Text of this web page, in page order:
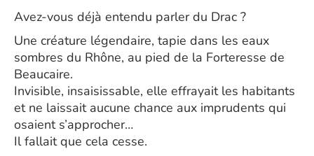
Avez-vous déjà entendu parler du Drac ?
Une créature légendaire, tapie dans les eaux
sombres du Rhône, au pied de la Forteresse de
Beaucaire.
Invisible, insaisissable, elle effrayait les habitants
et ne laissait aucune chance aux imprudents qui
osaient s’approcher…
Il fallait que cela cesse.